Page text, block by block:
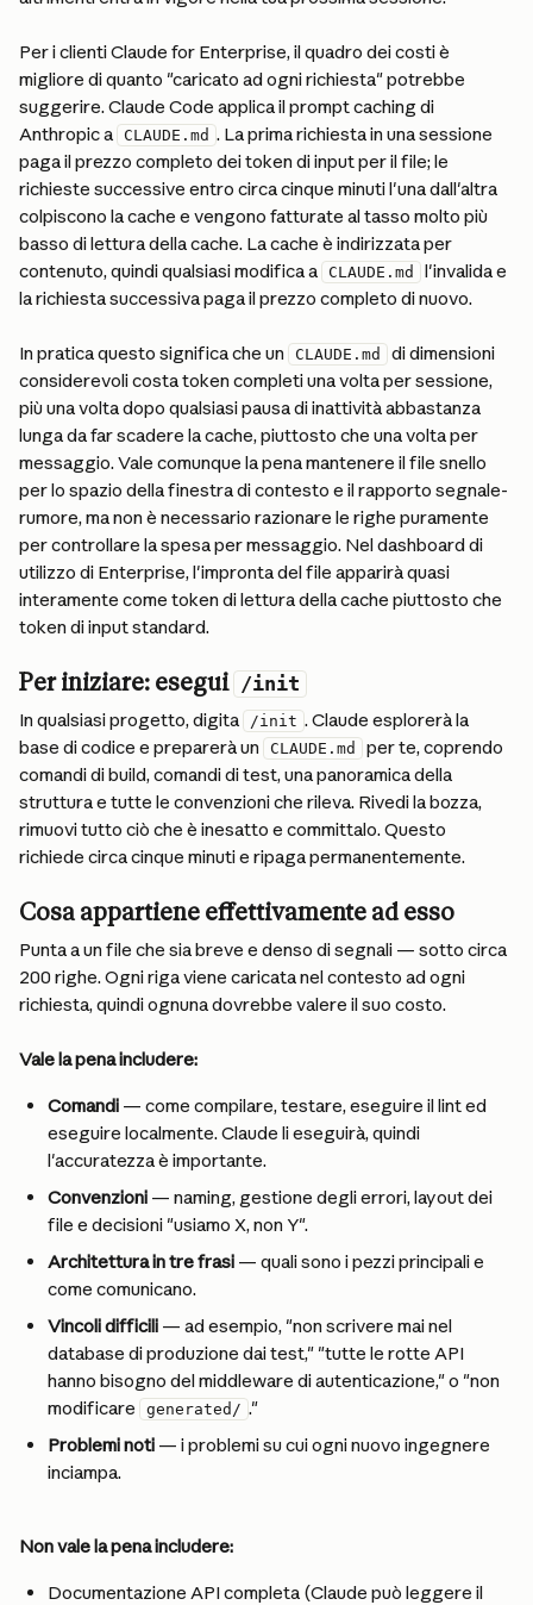
Per i clienti Claude for Enterprise, il quadro dei costi è
migliore di quanto "caricato ad ogni richiesta" potrebbe
suggerire. Claude Code applica il prompt caching di
Anthropic a CLAUDE.md . La prima richiesta in una sessione
paga il prezzo completo dei token di input per il file; le
richieste successive entro circa cinque minuti l'una dall'altra
colpiscono la cache e vengono fatturate al tasso molto più
basso di lettura della cache. La cache è indirizzata per
contenuto, quindi qualsiasi modifica a CLAUDE.md
l'invalida e
la richiesta successiva paga il prezzo completo di nuovo.
In pratica questo significa che un CLAUDE.md
di dimensioni
considerevoli costa token completi una volta per sessione,
più una volta dopo qualsiasi pausa di inattività abbastanza
lunga da far scadere la cache, piuttosto che una volta per
messaggio. Vale comunque la pena mantenere il file snello
per lo spazio della finestra di contesto e il rapporto segnale-
rumore, ma non è necessario razionare le righe puramente
per controllare la spesa per messaggio. Nel dashboard di
utilizzo di Enterprise, l'impronta del file apparirà quasi
interamente come token di lettura della cache piuttosto che
token di input standard.
Per iniziare: esegui /init
In qualsiasi progetto, digita
/init . Claude esplorerà la
base di codice e preparerà un
CLAUDE.md
per te, coprendo
comandi di build, comandi di test, una panoramica della
struttura e tutte le convenzioni che rileva. Rivedi la bozza,
rimuovi tutto ciò che è inesatto e committalo. Questo
richiede circa cinque minuti e ripaga permanentemente.
Cosa appartiene effettivamente ad esso
Punta a un file che sia breve e denso di segnali — sotto circa
200 righe. Ogni riga viene caricata nel contesto ad ogni
richiesta, quindi ognuna dovrebbe valere il suo costo.
Vale la pena includere:
Comandi — come compilare, testare, eseguire il lint ed
eseguire localmente. Claude li eseguirà, quindi
l'accuratezza è importante.
Convenzioni — naming, gestione degli errori, layout dei
file e decisioni "usiamo X, non Y".
Architettura in tre frasi — quali sono i pezzi principali e
come comunicano.
Vincoli difficili — ad esempio, "non scrivere mai nel
database di produzione dai test," "tutte le rotte API
hanno bisogno del middleware di autenticazione," o "non
modificare
generated/ ."
Problemi noti — i problemi su cui ogni nuovo ingegnere
inciampa.
Non vale la pena includere:
Documentazione API completa (Claude può leggere il